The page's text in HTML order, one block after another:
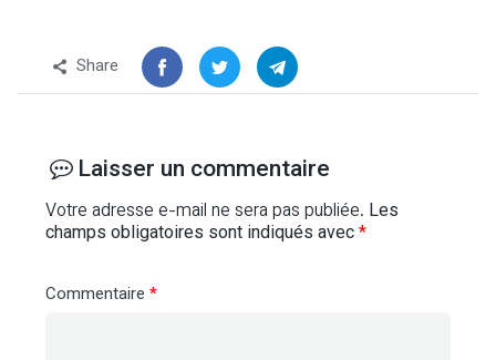
Share
Laisser un commentaire
Votre adresse e-mail ne sera pas publiée. Les
champs obligatoires sont indiqués avec*
Commentaire *